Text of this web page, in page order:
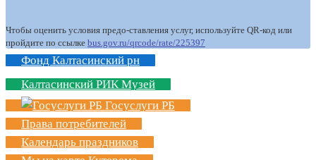
Чтобы оценить условия предо-ставления услуг, используйте QR-код или
пройдите по ссылке bus.gov.ru/qrcode/rate/225397
Фонд Калтасинский рн
Калтасинский РИК Музей
Госуслуги РБ
Права потребителей
Календарь праздников